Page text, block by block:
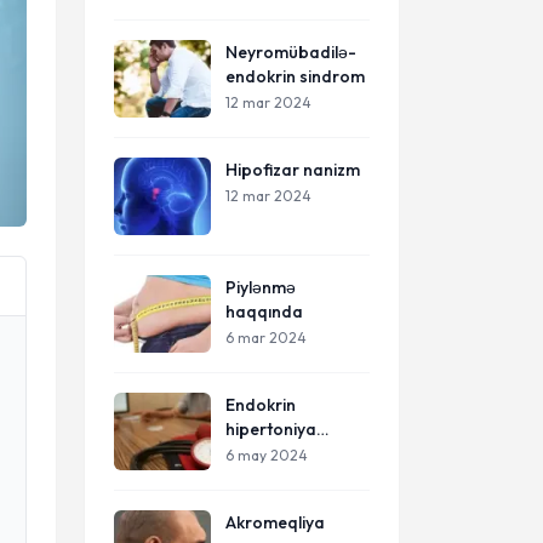
Neyromübadilə-
endokrin sindrom
12 mar 2024
Hipofizar nanizm
12 mar 2024
Piylənmə
haqqında
6 mar 2024
Endokrin
hipertoniya
(yüksək təzyiq)
6 may 2024
Akromeqliya